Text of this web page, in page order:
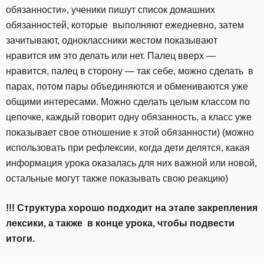
обязанности», ученики пишут список домашних
обязанностей, которые выполняют ежедневно, затем
зачитывают, одноклассники жестом показывают
нравится им это делать или нет. Палец вверх —
нравится, палец в сторону — так себе, можно сделать в
парах, потом пары объединяются и обмениваются уже
общими интересами. Можно сделать целым классом по
цепочке, каждый говорит одну обязанность, а класс уже
показывает свое отношение к этой обязанности) (можно
использовать при рефлексии, когда дети делятся, какая
информация урока оказалась для них важной или новой,
остальные могут также показывать свою реакцию)
!!! Структура хорошо подходит на этапе закрепления
лексики, а также в конце урока, чтобы подвести
итоги.